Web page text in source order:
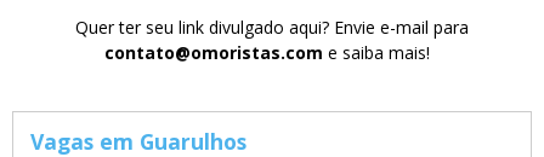
Quer ter seu link divulgado aqui? Envie e-mail para
contato@omoristas.com e saiba mais!
Vagas em Guarulhos